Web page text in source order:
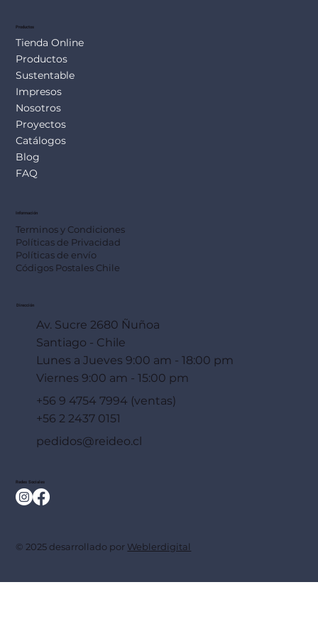
Productos
Tienda Online
Productos
Sustentable
Impresos
Nosotros
Proyectos
Catálogos
Blog
FAQ
Información
Terminos y Condiciones
Políticas de Privacidad
Políticas de envío
Códigos Postales Chile
Dirección
Av. Sucre 2680 Ñuñoa
Santiago - Chile
Lunes a Jueves 9:00 am - 18:00 pm
Viernes 9:00 am - 15:00 pm
+56 9 4754 7994 (ventas)
+56 2 2437 0151
pedidos@reideo.cl
Redes Sociales
© 2025 desarrollado por Weblerdigital